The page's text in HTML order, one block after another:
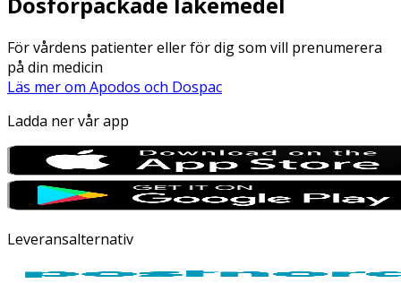
För vårdens patienter eller för dig som vill prenumerera
på din medicin
Läs mer om Apodos och Dospac
Ladda ner vår app
Leveransalternativ